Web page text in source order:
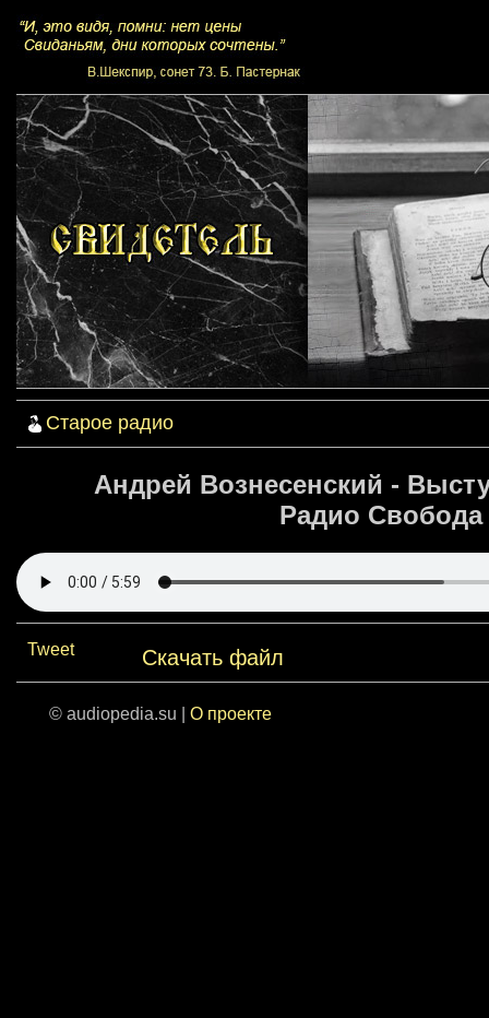
Старое радио
Андрей Вознесенский -
Радио
Tweet Скачать файл
© audiopedia.su | О проекте